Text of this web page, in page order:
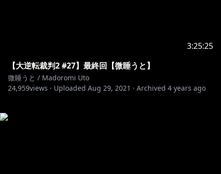
3:25:25
【大逆転裁判2 #27】最終回【微睡うと】
微睡うと / Madoromi Uto
24,959views · Uploaded Aug 29, 2021 · Archived 4 years ago